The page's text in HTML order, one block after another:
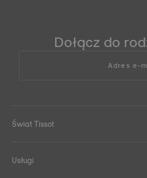
Dołącz do
Adres e-
Świat Tissot
Usługi